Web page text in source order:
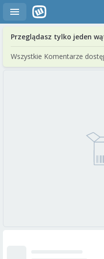
Przeglądasz tylko jeden
Wszystkie Komentarze